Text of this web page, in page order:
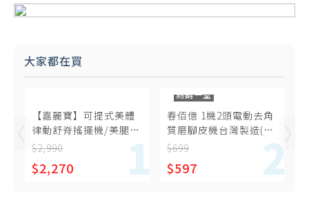
大家都在買
【嘉麗寶】可提式美體
律動舒脊搖擺機/美腿機
SN-9701
$2,990
$2,270
熱銷一空
春佰億 1機2頭電動去角
質磨腳皮機台灣製造(1
組-買就送替換蕊頭1組)
$699
$597